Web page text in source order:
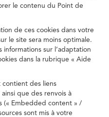
le contenu du Point de
de ces cookies dans votre
le site sera moins optimale.
informations sur l’adaptation
dans la rubrique « Aide
contient des liens
que des renvois à
(« Embedded content » /
sont mis à votre